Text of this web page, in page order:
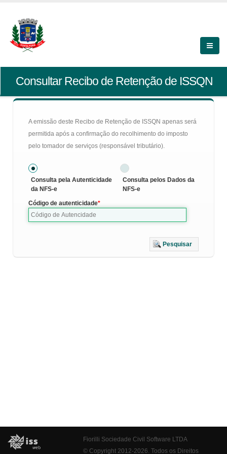
Consultar Recibo de Retenção de ISSQN
A emissão deste Recibo de Retenção de ISSQN apenas será
permitida após a confirmação do recolhimento do imposto
pelo tomador de serviços (responsável tributário).
Consulta pela Autenticidade
da NFS-e
Consulta pelos Dados da
NFS-e
Código de autenticidade
Pesquisar
Fiorilli Sociedade Civil Software LTDA
© Copyright 2012-2026. Todos os Direitos